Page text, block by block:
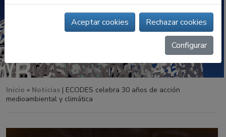
Inicio » Noticias | ECODES celebra 30 años de acción
medioambiental y climática
Aceptar cookies Rechazar cookies
Configurar